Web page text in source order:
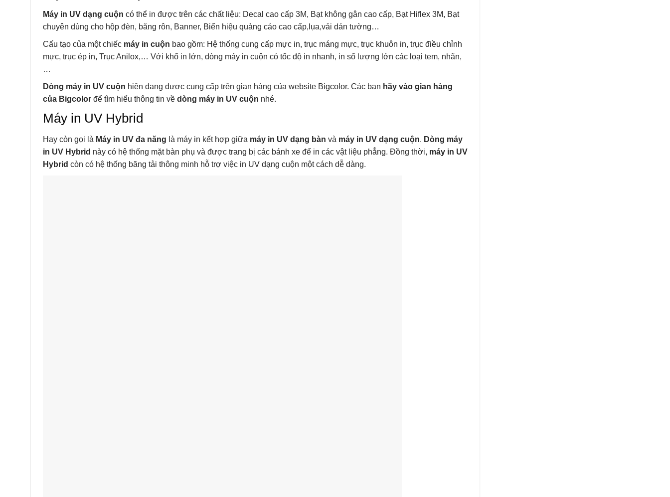
Máy in UV dạng cuộn có thể in được trên các chất liệu: Decal cao cấp 3M, Bạt không gân cao cấp, Bạt Hiflex 3M, Bạt
chuyên dùng cho hộp đèn, băng rôn, Banner, Biển hiệu quảng cáo cao cấp,lụa,vải dán tường…
Cấu tạo của một chiếc máy in cuộn bao gồm: Hệ thống cung cấp mực in, trục máng mực, trục khuôn in, trục điều chỉnh
mực, trục ép in, Trục Anilox,… Với khổ in lớn, dòng máy in cuộn có tốc độ in nhanh, in số lượng lớn các loại tem, nhãn,
…
Dòng máy in UV cuộn hiện đang được cung cấp trên gian hàng của website Bigcolor. Các bạn hãy vào gian hàng
của Bigcolor để tìm hiểu thông tin về dòng máy in UV cuộn nhé.
Máy in UV Hybrid
Hay còn gọi là Máy in UV đa năng là máy in kết hợp giữa máy in UV dạng bàn và máy in UV dạng cuộn. Dòng máy
in UV Hybrid này có hệ thống mặt bàn phụ và được trang bị các bánh xe để in các vật liệu phẳng. Đồng thời, máy in UV
Hybrid còn có hệ thống băng tải thông minh hỗ trợ việc in UV dạng cuộn một cách dễ dàng.